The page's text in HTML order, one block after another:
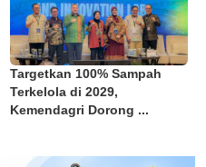
Targetkan 100% Sampah
Terkelola di 2029,
Kemendagri Dorong ...